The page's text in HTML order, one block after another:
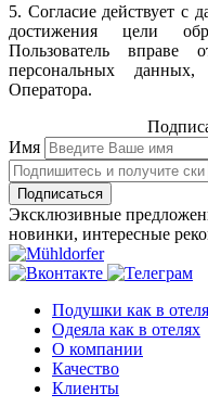
5. Согласие действует с
достижения цели
Пользователь вправе
персональных
Оператора.
Имя
Подписаться
Эксклюзивные
новинки, интересные
Подушки как в
Одеяла как в отелях
О компании
Качество
Клиенты